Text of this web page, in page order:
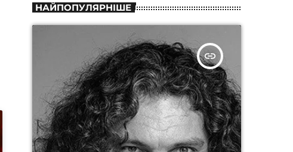
НАЙПОПУЛЯРНІШЕ
insert_link